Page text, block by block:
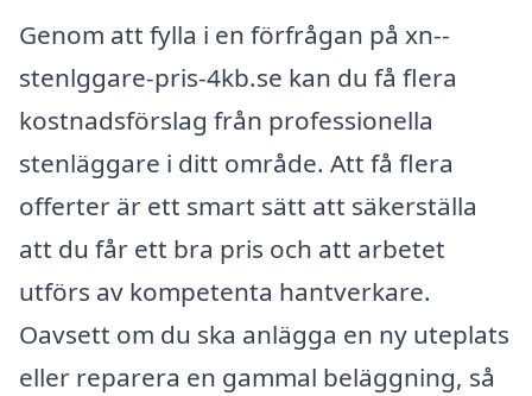
Genom att fylla i en förfrågan på xn--
stenlggare-pris-4kb.se kan du få flera
kostnadsförslag från professionella
stenläggare i ditt område. Att få flera
offerter är ett smart sätt att säkerställa
att du får ett bra pris och att arbetet
utförs av kompetenta hantverkare.
Oavsett om du ska anlägga en ny uteplats
eller reparera en gammal beläggning, så